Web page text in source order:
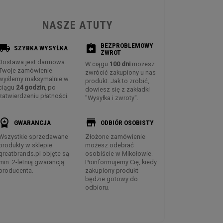
NASZE ATUTY
SZYBKA WYSYŁKA
jest darmowa.
zamówienie
maksymalnie w
24 godzin, po
płatności.
GWARANCJA
sprzedawane
w sklepie
objęte są
2-letnią gwarancją
assignment_return
BEZPROBLEMOWY
ZWROT
W ciągu 100 dnimożesz
zwrócić zakupiony u nas
produkt. Jak to zrobić,
dowiesz się z zakładki
"Wysyłka i zwroty".
store ODBIÓR OSOBISTY
Złożone zamówienie
możesz odebrać
osobiście w Mikołowie.
Poinformujemy Cię, kiedy
zakupiony produkt
będzie gotowy do
odbioru.